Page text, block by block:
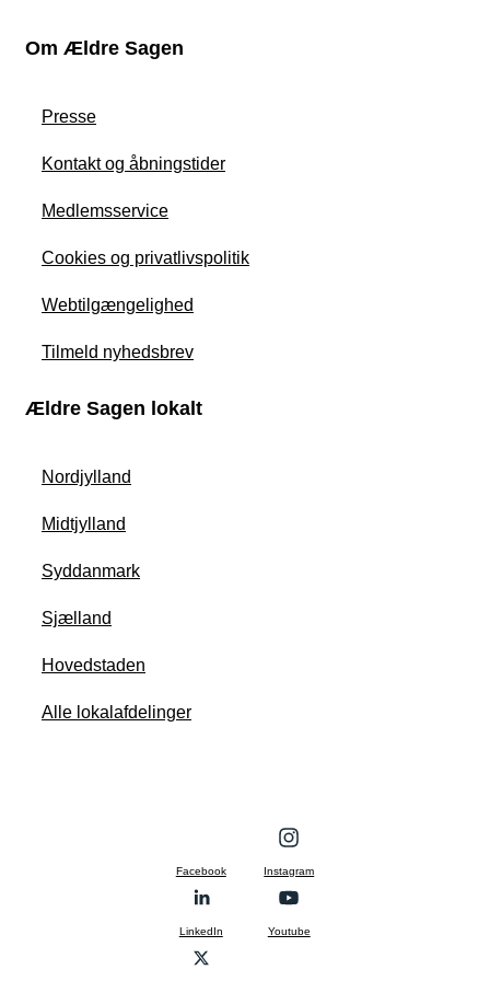
Om Ældre Sagen
Presse
Kontakt og åbningstider
Medlemsservice
Cookies og privatlivspolitik
Webtilgængelighed
Tilmeld nyhedsbrev
Ældre Sagen lokalt
Nordjylland
Midtjylland
Syddanmark
Sjælland
Hovedstaden
Alle lokalafdelinger
Facebook Instagram
LinkedIn Youtube